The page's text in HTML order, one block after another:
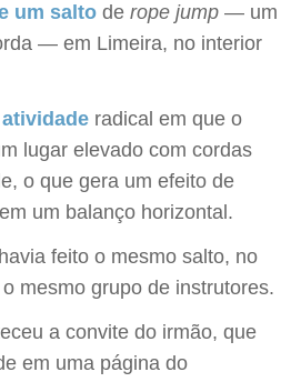
um salto de rope jump — um
— em Limeira, no interior
atividade radical em que o
lugar elevado com cordas
o que gera um efeito de
um balanço horizontal.
feito o mesmo salto, no
mesmo grupo de instrutores.
a convite do irmão, que
em uma página do